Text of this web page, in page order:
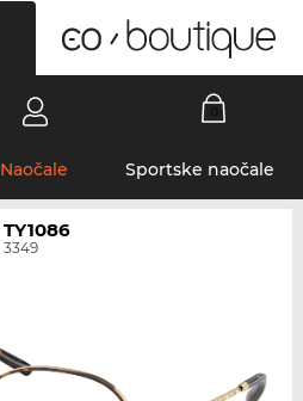
Naočale Sportske naočale
TY1086
3349